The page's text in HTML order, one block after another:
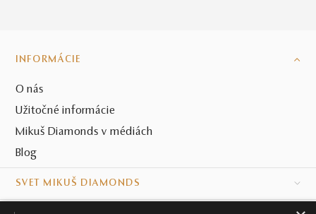
INFORMÁCIE
O nás
Užitočné informácie
Mikuš Diamonds v médiách
Blog
SVET MIKUŠ DIAMONDS